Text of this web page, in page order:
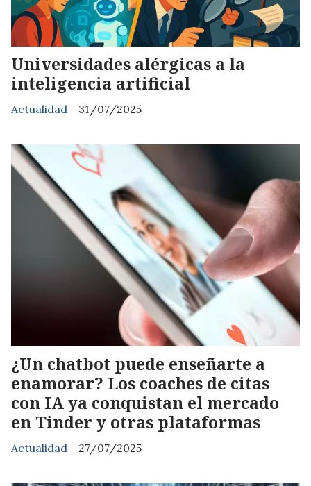
Universidades alérgicas a la
inteligencia artificial
Actualidad 31/07/2025
¿Un chatbot puede enseñarte a
enamorar? Los coaches de citas
con IA ya conquistan el mercado
en Tinder y otras plataformas
Actualidad 27/07/2025